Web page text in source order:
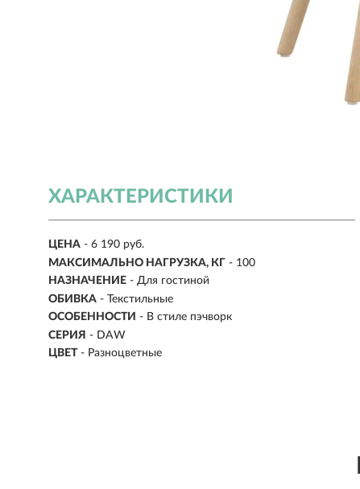
ХАРАКТЕРИСТИКИ
ЦЕНА - 6 190 руб.
МАКСИМАЛЬНО НАГРУЗКА, КГ - 100
НАЗНАЧЕНИЕ - Для гостиной
ОБИВКА - Текстильные
ОСОБЕННОСТИ - В стиле пэчворк
СЕРИЯ - DAW
ЦВЕТ - Разноцветные